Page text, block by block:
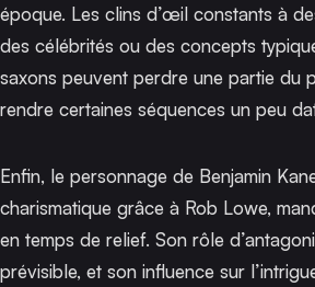
époque. Les clins d’œil constants à
des célébrités ou des concepts
saxons peuvent perdre une partie du
rendre certaines séquences un peu
Enfin, le personnage de Benjamin
charismatique grâce à Rob Lowe,
en temps de relief. Son rôle
prévisible, et son influence sur